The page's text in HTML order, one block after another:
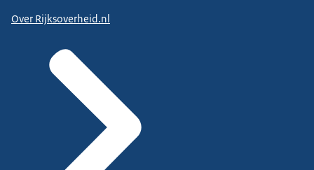
Over Rijksoverheid.nl